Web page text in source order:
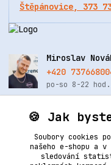
Štěpánovice, 373
Miroslav
+420
po-so 8-22 hod.
🍪 Jak
Soubory cookies
našeho e-shopu a
sledování